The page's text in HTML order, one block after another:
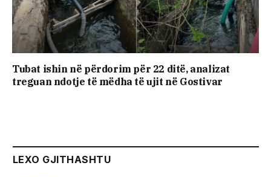
Tubat ishin në përdorim për 22 ditë, analizat
treguan ndotje të mëdha të ujit në Gostivar
LEXO GJITHASHTU